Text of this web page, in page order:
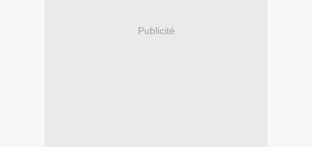
Publicité